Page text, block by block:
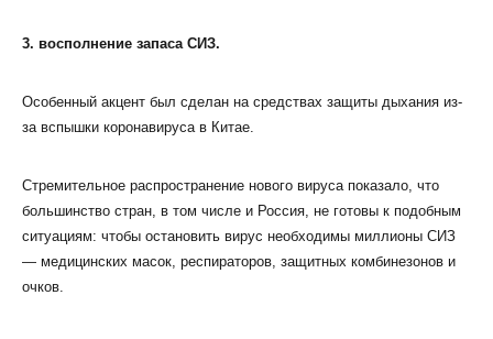
3. восполнение запаса СИЗ.
Особенный акцент был сделан на средствах защиты дыхания из-
за вспышки коронавируса в Китае.
Стремительное распространение нового вируса показало, что
большинство стран, в том числе и Россия, не готовы к подобным
ситуациям: чтобы остановить вирус необходимы миллионы СИЗ
— медицинских масок, респираторов, защитных комбинезонов и
очков.